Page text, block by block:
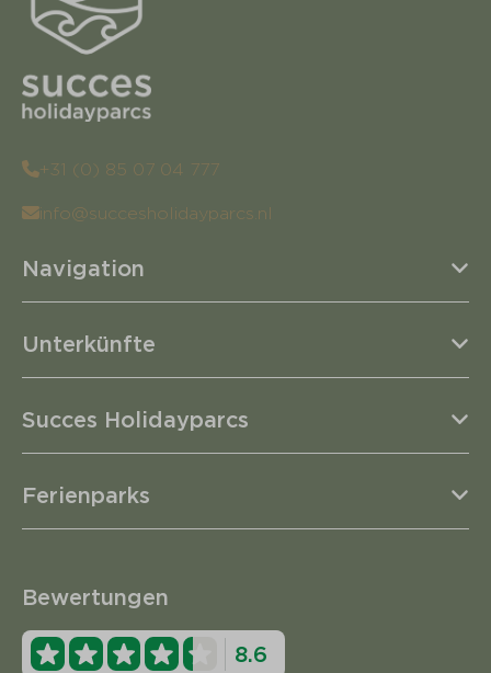
+31 (0) 85 07 04 777
info@succesholidayparcs.nl
Navigation
Unterkünfte
Succes Holidayparcs
Ferienparks
Bewertungen
8.6